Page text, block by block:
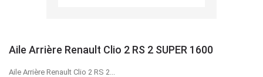
Aile Arrière Renault Clio 2 RS 2 SUPER 1600
Aile Arrière Renault Clio 2 RS 2...